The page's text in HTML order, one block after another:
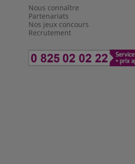
Nous connaître
Partenariats
Nos jeux concours
Recrutement